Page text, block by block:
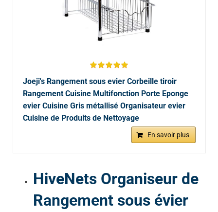
Joeji's Rangement sous evier Corbeille tiroir
Rangement Cuisine Multifonction Porte Eponge
evier Cuisine Gris métallisé Organisateur evier
Cuisine de Produits de Nettoyage
En savoir plus
HiveNets Organiseur de
Rangement sous évier